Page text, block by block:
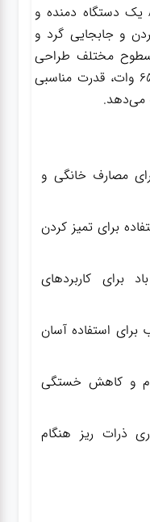
بلور 650 وات اینکو مدل AB6038 یک دستگاه دمنده و
و جابجایی گرد و
سطوح مختلف طراحی
شده است. این دستگاه با توان 650 وات، قدرت مناسبی
می‌دهد.
مصارف خانگی و
برای تمیز کردن
برای کاربردهای
استفاده آسان
و کاهش خستگی
ذرات ریز هنگام